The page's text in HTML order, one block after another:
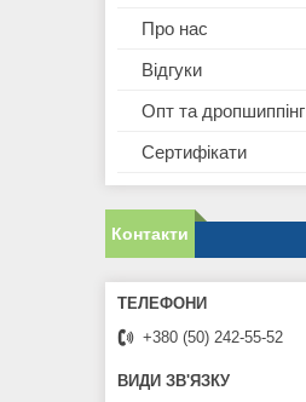
Про нас
Відгуки
Опт та дропшиппінг
Сертифікати
Контакти
+380 (50) 242-55-52